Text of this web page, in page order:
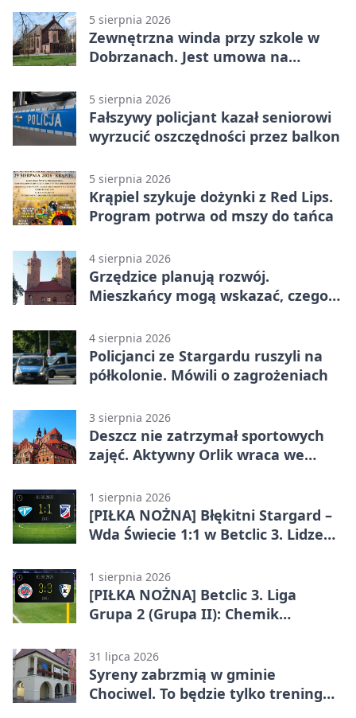
5 sierpnia 2026
Zewnętrzna winda przy szkole w
Dobrzanach. Jest umowa na
5 sierpnia 2026
Fałszywy policjant kazał seniorowi
wyrzucić oszczędności przez balkon
5 sierpnia 2026
Krąpiel szykuje dożynki z Red Lips.
Program potrwa od mszy do tańca
4 sierpnia 2026
Grzędzice planują rozwój.
Mieszkańcy mogą wskazać, czego
4 sierpnia 2026
Policjanci ze Stargardu ruszyli na
półkolonie. Mówili o zagrożeniach
3 sierpnia 2026
Deszcz nie zatrzymał sportowych
zajęć. Aktywny Orlik wraca we
1 sierpnia 2026
[PIŁKA NOŻNA] Błękitni Stargard –
Wda Świecie 1:1 w Betclic 3. Lidze
1 sierpnia 2026
[PIŁKA NOŻNA] Betclic 3. Liga
Grupa 2 (Grupa II): Chemik
Stargard 3:3
31 lipca 2026
Syreny zabrzmią w gminie
Chociwel. To będzie tylko trening